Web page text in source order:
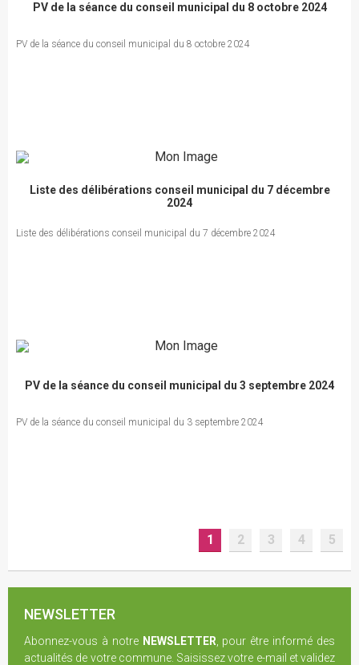
PV de la séance du conseil municipal du 8 octobre 2024
PV de la séance du conseil municipal du 8 octobre 2024
Liste des délibérations conseil municipal du 7 décembre
2024
Liste des délibérations conseil municipal du 7 décembre 2024
PV de la séance du conseil municipal du 3 septembre 2024
PV de la séance du conseil municipal du 3 septembre 2024
1 2 3 4 5
NEWSLETTER
Abonnez-vous à notre NEWSLETTER , pour être informé des
actualités de votre commune. Saisissez votre e-mail et validez